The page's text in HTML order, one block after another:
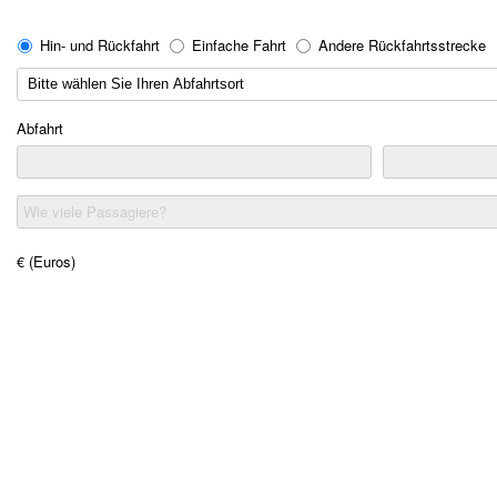
Hin- und Rückfahrt Einfache Fahrt Andere Rückfahrtsstrecke
Abfahrt
Wie viele Passagiere?
€ (Euros)